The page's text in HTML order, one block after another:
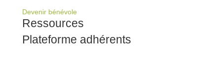
Devenir bénévole
Ressources
Plateforme adhérents